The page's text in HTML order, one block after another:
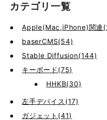
カテゴリ一覧
Apple(Mac,iPhone)関連
baserCMS(54)
Stable Diffusion(144)
キーボード(75)
HHKB(30)
左手デバイス(17)
ガジェット(41)